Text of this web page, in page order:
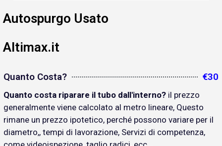
Autospurgo Usato
Altimax.it
Quanto Costa? €30
Quanto costa riparare il tubo dall'interno? il prezzo
generalmente viene calcolato al metro lineare, Questo
rimane un prezzo ipotetico, perché possono variare per il
diametro,, tempi di lavorazione, Servizi di competenza,